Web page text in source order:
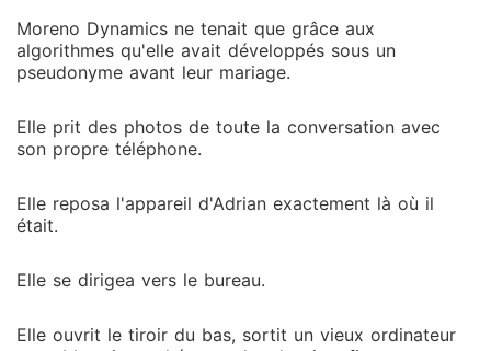
Moreno Dynamics ne tenait que grâce aux
algorithmes qu'elle avait développés sous un
pseudonyme avant leur mariage.
Elle prit des photos de toute la conversation avec
son propre téléphone.
Elle reposa l'appareil d'Adrian exactement là où il
était.
Elle se dirigea vers le bureau.
Elle ouvrit le tiroir du bas, sortit un vieux ordinateur